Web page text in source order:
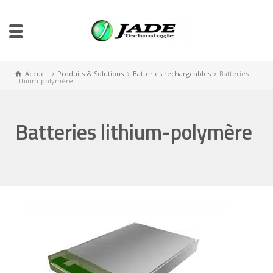
Accueil Produits & Solutions Batteries rechargeables
Batteries
lithium-polymère
Batteries lithium-polymère